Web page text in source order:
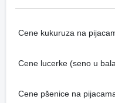
Cene kukuruza na
Cene lucerke (seno u
Cene pšenice na